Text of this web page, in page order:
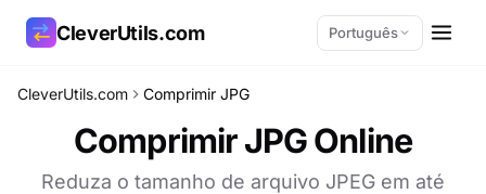
CleverUtils.com Português
CleverUtils.com Comprimir JPG
Comprimir JPG Online
Reduza o tamanho de arquivo JPEG em até
Copiar link